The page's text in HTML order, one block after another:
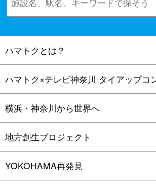
ハマトクとは？
ハマトク×テレビ神奈川 タイアップコ
横浜・神奈川から世界へ
地方創生プロジェクト
YOKOHAMA再発見